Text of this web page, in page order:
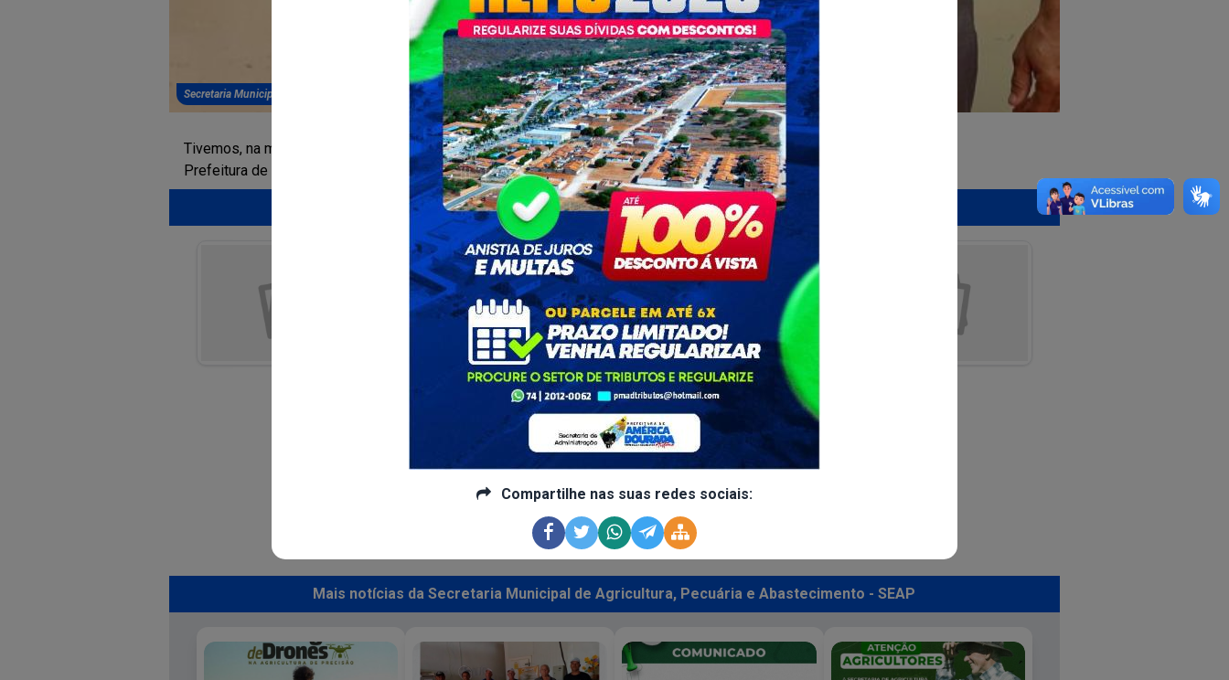
Compartilhe nas suas redes sociais:
Secretaria Municipal de Agricultura, Pecuária e Abastecimento - SEAP
07/03/2023 727 visualizações
Tivemos, na manha de hoje, 07, a cerimônia de nomeação do novo Secretário de Agricultura, Joselânio Brotas.
Prefeitura de América Dourada | Nossa Terra, Nossa Gente.
Galeria de Imagens
Compartilhe nas suas redes sociais:
Mais notícias da Secretaria Municipal de Agricultura, Pecuária e Abastecimento - SEAP